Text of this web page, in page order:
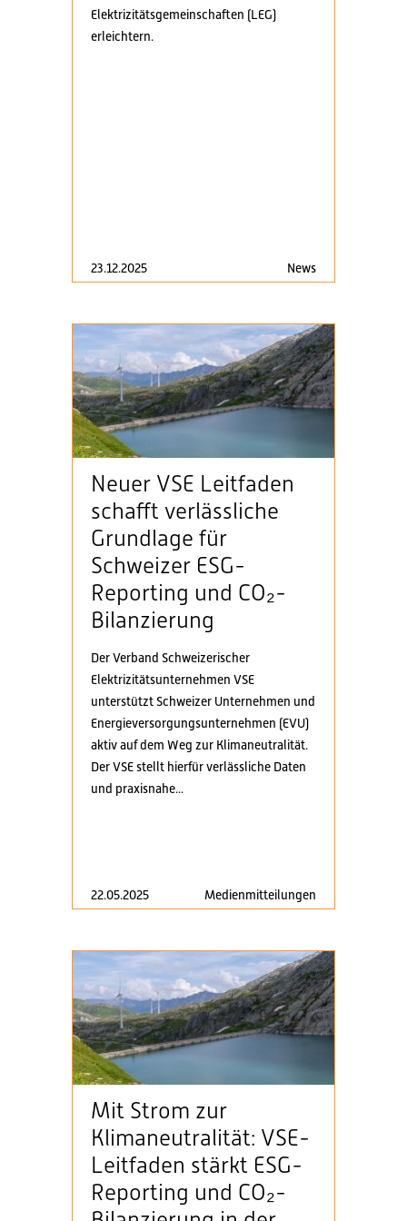
Elektrizitätsgemeinschaften (LEG)
erleichtern.
23.12.2025 News
Neuer VSE Leitfaden
schafft verlässliche
Grundlage für
Schweizer ESG-
Reporting und CO₂-
Bilanzierung
Der Verband Schweizerischer
Elektrizitätsunternehmen VSE
unterstützt Schweizer Unternehmen und
Energieversorgungsunternehmen (EVU)
aktiv auf dem Weg zur Klimaneutralität.
Der VSE stellt hierfür verlässliche Daten
und praxisnahe...
22.05.2025 Medienmitteilungen
Mit Strom zur
Klimaneutralität: VSE-
Leitfaden stärkt ESG-
Reporting und CO₂-